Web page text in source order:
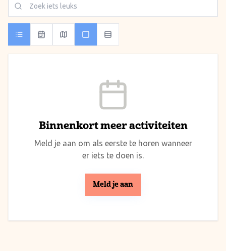
Binnenkort meer activiteiten
Meld je aan om als eerste te horen wanneer
er iets te doen is.
Meld je aan